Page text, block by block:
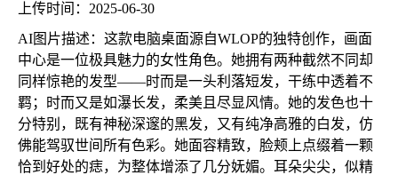
上传时间：2025-06-30
AI图片描述：这款电脑桌面源自WLOP的独特创作，画面
中心是一位极具魅力的女性角色。她拥有两种截然不同却
同样惊艳的发型——时而是一头利落短发，干练中透着不
羁；时而又是如瀑长发，柔美且尽显风情。她的发色也十
分特别，既有神秘深邃的黑发，又有纯净高雅的白发，仿
佛能驾驭世间所有色彩。她面容精致，脸颊上点缀着一颗
恰到好处的痣，为整体增添了几分妩媚。耳朵尖尖，似精